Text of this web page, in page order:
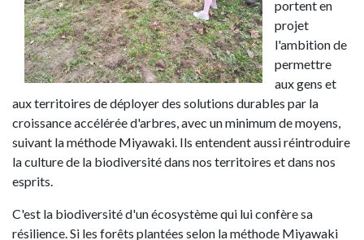
portent en
projet
l'ambition de
permettre
aux gens et
aux territoires de déployer des solutions durables par la
croissance accélérée d'arbres, avec un minimum de moyens,
suivant la méthode Miyawaki. Ils entendent aussi réintroduire
la culture de la biodiversité dans nos territoires et dans nos
esprits.
C'est la biodiversité d'un écosystème qui lui confère sa
résilience. Si les forêts plantées selon la méthode Miyawaki